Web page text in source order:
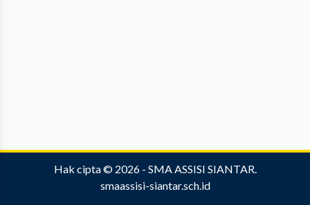
Hak cipta © 2026 - SMA ASSISI SIANTAR.
smaassisi-siantar.sch.id